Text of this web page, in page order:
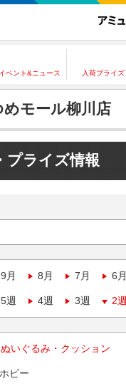
イベント&ニュース 入荷プライズ
モール柳川店
プライズ情報
9月 8月 7月 6月
5週 4週 3週 2週
ぬいぐるみ・クッション
ビー